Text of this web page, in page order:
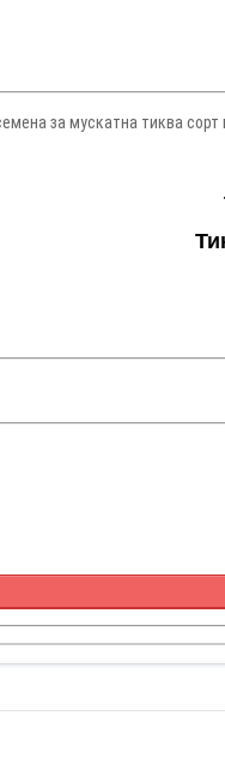
за мускатна тиква